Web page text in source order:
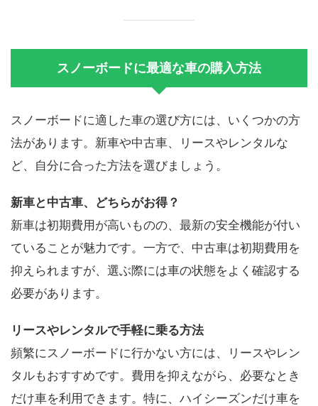
スノーボードに最適な車の購入方法
スノーボードに適した車の選び方には、いくつかの方
法があります。新車や中古車、リースやレンタルな
ど、自分に合った方法を選びましょう。
新車と中古車、どちらがお得？
新車は初期費用が高いものの、最新の安全機能が付い
ていることが魅力です。一方で、中古車は初期費用を
抑えられますが、選ぶ際には車の状態をよく確認する
必要があります。
リースやレンタルで手軽に乗る方法
頻繁にスノーボードに行かない方には、リースやレン
タルもおすすめです。費用を抑えながら、必要なとき
だけ車を利用できます。特に、ハイシーズンだけ車を